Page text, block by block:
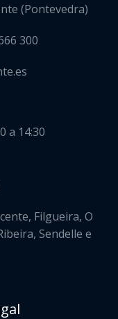
(Pontevedra)
300
a 14:30
Filgueira, O
Sendelle e